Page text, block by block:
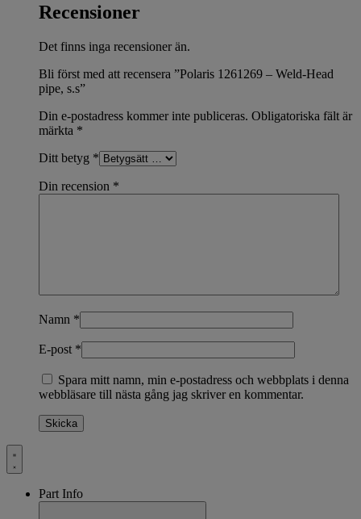
Recensioner
Det finns inga recensioner än.
Bli först med att recensera ”Polaris 1261269 – Weld-Head
pipe, s.s”
Din e-postadress kommer inte publiceras. Obligatoriska fält är
märkta *
Ditt betyg *
Din recension *
Namn *
E-post *
Spara mitt namn, min e-postadress och webbplats i denna
webbläsare till nästa gång jag skriver en kommentar.
Part Info